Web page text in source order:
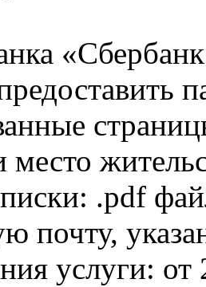
место
.pdf
почту,
услуги: от